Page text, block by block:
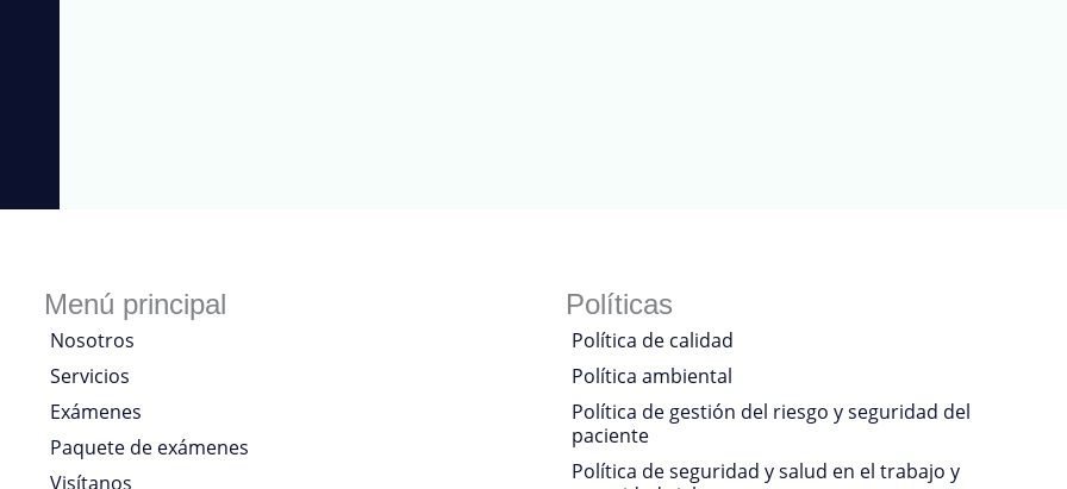
Menú principal
Nosotros
Servicios
Exámenes
Paquete de exámenes
Visítanos
Políticas
Política de calidad
Política ambiental
Política de gestión del riesgo y seguridad del
paciente
Política de seguridad y salud en el trabajo y